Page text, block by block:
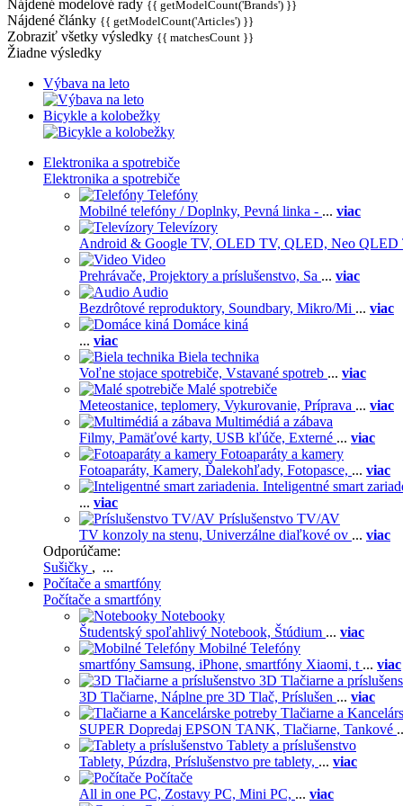
Nájdené modelové rady {{ getModelCount('Brands') }}
Nájdené články {{ getModelCount('Articles') }}
Zobraziť všetky výsledky {{ matchesCount }}
Žiadne výsledky
Výbava na leto
Bicykle a kolobežky
Elektronika a spotrebiče
Elektronika a spotrebiče
Telefóny
Mobilné telefóny / Doplnky, Pevná linka - ... viac
Televízory
Android & Google TV, OLED TV, QLED, Neo QLED
Video
Prehrávače, Projektory a príslušenstvo, Sa ... viac
Audio
Bezdrôtové reproduktory, Soundbary, Mikro/Mi ... viac
Domáce kiná
... viac
Biela technika
Voľne stojace spotrebiče, Vstavané spotreb ... viac
Malé spotrebiče
Meteostanice, teplomery, Vykurovanie, Príprava ... viac
Multimédiá a zábava
Filmy, Pamäťové karty, USB kľúče, Externé ... viac
Fotoaparáty a kamery
Fotoaparáty, Kamery, Ďalekohľady, Fotopasce, ... viac
Inteligentné smart
... viac
Príslušenstvo TV/AV
TV konzoly na stenu, Univerzálne diaľkové ov ... viac
Odporúčame:
Sušičky , ...
Počítače a smartfóny
Počítače a smartfóny
Notebooky
Študentský spoľahlivý Notebook, Štúdium ... viac
Mobilné Telefóny
smartfóny Samsung, iPhone, smartfóny Xiaomi, t ... viac
3D Tlačiarne a
3D Tlačiarne, Náplne pre 3D Tlač, Príslušen ... viac
Tlačiarne a
SUPER Dopredaj EPSON TANK, Tlačiarne, Tankové
Tablety a príslušenstvo
Tablety, Púzdra, Príslušenstvo pre tablety, ... viac
Počítače
All in one PC, Zostavy PC, Mini PC, ... viac